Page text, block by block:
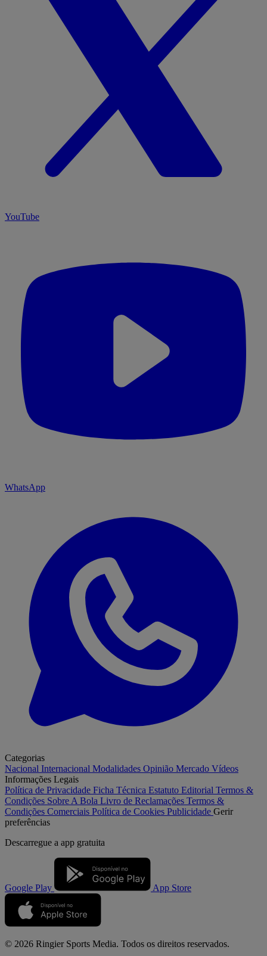
YouTube
WhatsApp
Categorias
Nacional Internacional Modalidades Opinião Mercado Vídeos
Informações Legais
Política de Privacidade Ficha Técnica Estatuto Editorial Termos &
Condições Sobre A Bola Livro de Reclamações Termos &
Condições Comerciais Política de Cookies Publicidade Gerir
preferências
Descarregue a app gratuita
Google Play App Store
© 2026 Ringier Sports Media. Todos os direitos reservados.